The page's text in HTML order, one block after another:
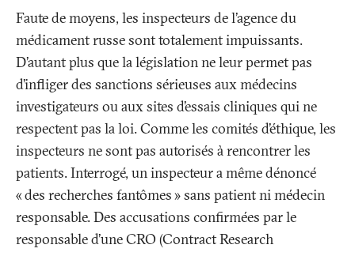
Faute de moyens, les inspecteurs de l’agence du
médicament russe sont totalement impuissants.
D’autant plus que la législation ne leur permet pas
d’infliger des sanctions sérieuses aux médecins
investigateurs ou aux sites d’essais cliniques qui ne
respectent pas la loi. Comme les comités d’éthique, les
inspecteurs ne sont pas autorisés à rencontrer les
patients. Interrogé, un inspecteur a même dénoncé
«des recherches fantômes» sans patient ni médecin
responsable. Des accusations confirmées par le
responsable d’une CRO (Contract Research